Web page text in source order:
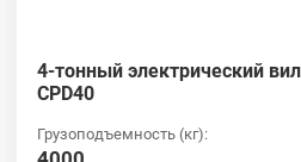
4-тонный электрический
CPD40
Грузоподъемность (кг):